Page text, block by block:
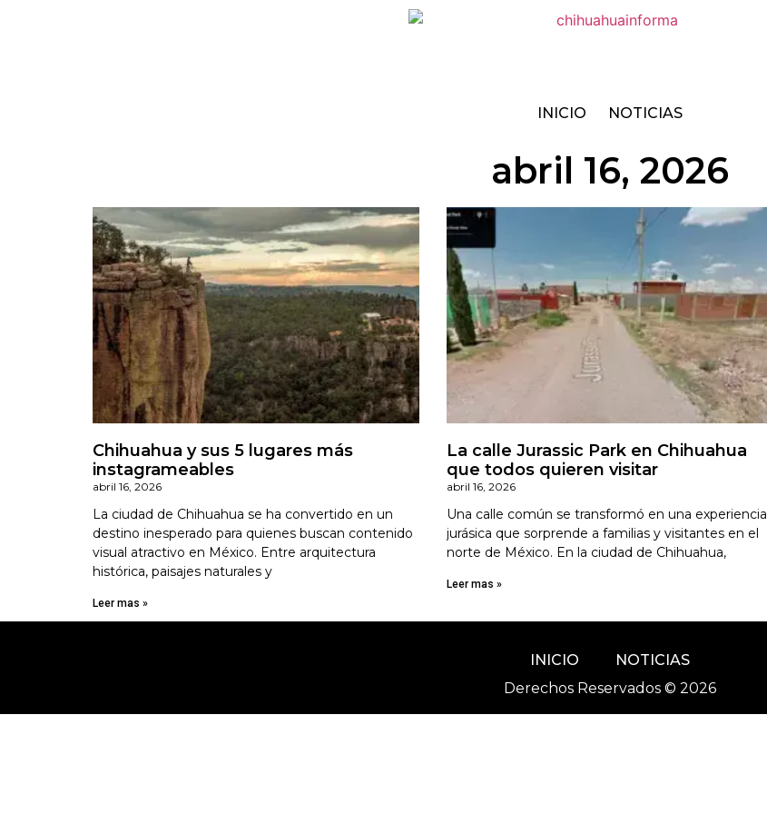
INICIO NOTICIAS
abril 16, 2026
Chihuahua y sus 5 lugares más
instagrameables
abril 16, 2026
La ciudad de Chihuahua se ha convertido en un
destino inesperado para quienes buscan contenido
visual atractivo en México. Entre arquitectura
histórica, paisajes naturales y
Leer mas »
La calle Jurassic Park en Chihuahua
que todos quieren visitar
abril 16, 2026
Una calle común se transformó en una experiencia
jurásica que sorprende a familias y visitantes en el
norte de México. En la ciudad de Chihuahua,
Leer mas »
INICIO
NOTICIAS
Derechos Reservados © 2026